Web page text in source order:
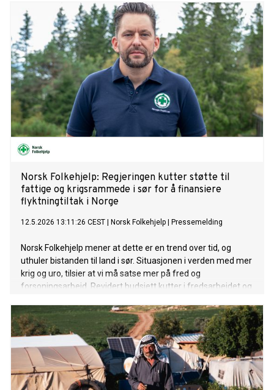
Norsk Folkehjelp: Regjeringen kutter støtte til
fattige og krigsrammede i sør for å finansiere
flyktningtiltak i Norge
12.5.2026 13:11:26 CEST Norsk Folkehjelp Pressemelding
Norsk Folkehjelp mener at dette er en trend over tid, og
uthuler bistanden til land i sør. Situasjonen i verden med mer
krig og uro, tilsier at vi må satse mer på fred og
forsoningsarbeid. Revidert budsjett kutter i fredsarbeidet og
fredsprosesser, som Myanmar, Colombia og Cuba, som nå
blir trues av USA og er i en kritisk situasjon. Vi mener denne
støtten må opprettholdes.